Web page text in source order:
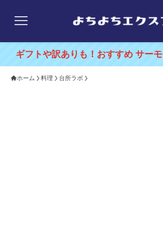
ギフトや訳ありも！おすすめ サー
ホーム 料理 台所ラボ